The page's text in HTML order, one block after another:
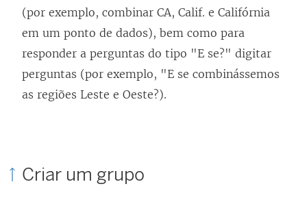
(por exemplo, combinar CA, Calif. e Califórnia
em um ponto de dados), bem como para
responder a perguntas do tipo "E se?" digitar
perguntas (por exemplo, "E se combinássemos
as regiões Leste e Oeste?).
Criar um grupo